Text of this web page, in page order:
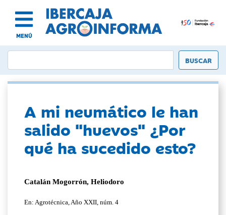
MENÚ
A mi neumático le han
salido "huevos" ¿Por
qué ha sucedido esto?
Catalán Mogorrón, Heliodoro
En: Agrotécnica, Año XXII, núm. 4